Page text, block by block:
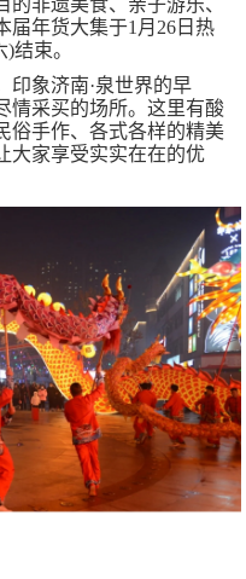
届年货大集于1月26日热
结束。
印象济南·泉世界的早
情采买的场所。这里有酸
俗手作、各式各样的精美
大家享受实实在在的优